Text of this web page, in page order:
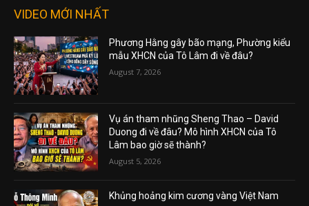
VIDEO MỚI NHẤT
Phương Hằng gây bão mạng, Phường kiểu
mẫu XHCN của Tô Lâm đi về đâu?
August 7, 2026
Vụ án tham nhũng Sheng Thao – David
Duong đi về đâu? Mô hình XHCN của Tô
Lâm bao giờ sẽ thành?
August 5, 2026
Khủng hoảng kim cương vàng Việt Nam